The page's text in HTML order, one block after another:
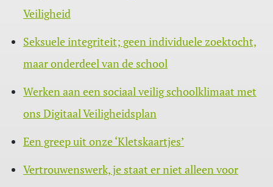
Veiligheid
Seksuele integriteit; geen individuele zoektocht,
maar onderdeel van de school
Werken aan een sociaal veilig schoolklimaat met
ons Digitaal Veiligheidsplan
Een greep uit onze ‘Kletskaartjes’
Vertrouwenswerk, je staat er niet alleen voor